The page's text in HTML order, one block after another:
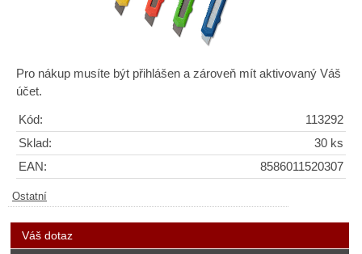
Pro nákup musíte být přihlášen a zároveň mít aktivovaný Váš
účet.
Kód:
113292
Sklad:
30 ks
EAN:
8586011520307
Ostatní
Váš dotaz